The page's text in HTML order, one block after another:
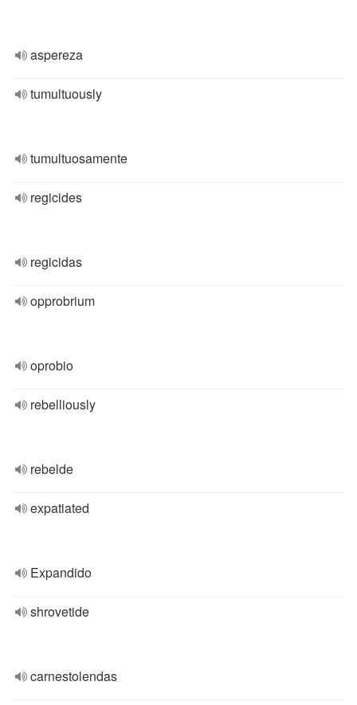
aspereza
tumultuously
tumultuosamente
regicides
regicidas
opprobrium
oprobio
rebelliously
rebelde
expatiated
Expandido
shrovetide
carnestolendas